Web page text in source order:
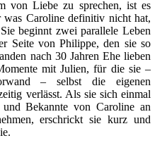
von Liebe zu sprechen, ist es
Caroline definitiv nicht hat,
beginnt zwei parallele Leben
Seite von Philippe, den sie so
nach 30 Jahren Ehe lieben
mit Julien, für die sie –
– selbst die eigenen
verlässt. Als sie sich einmal
Bekannte von Caroline an
erschrickt sie kurz und